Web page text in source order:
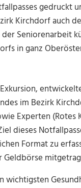
gedruckt
Kirchdorf auch
Seniorenarbeit
in ganz
im Bezirk
Experten
dieses
Format zu
Geldbörse